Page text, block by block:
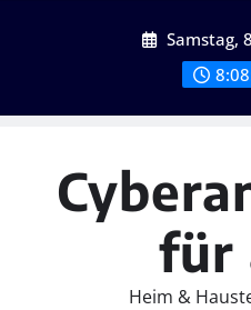
Samstag,
für
Heim &